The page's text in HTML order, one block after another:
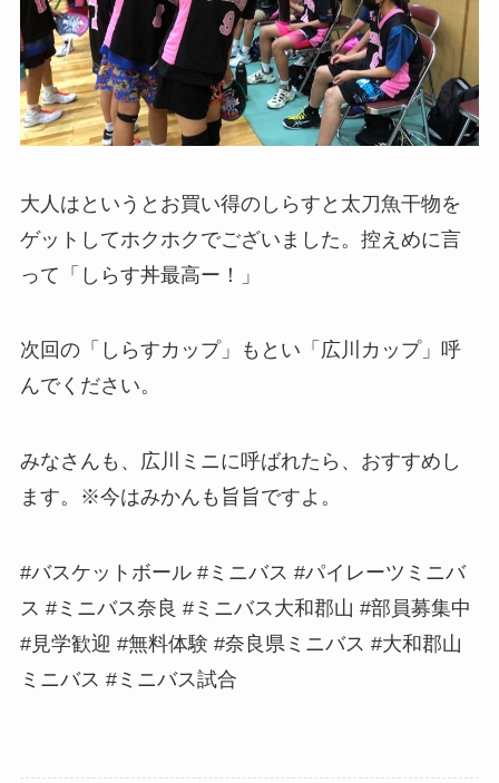
大人はというとお買い得のしらすと太刀魚干物を
ゲットしてホクホクでございました。控えめに言
って「しらす丼最高ー！」
次回の「しらすカップ」もとい「広川カップ」呼
んでください。
みなさんも、広川ミニに呼ばれたら、おすすめし
ます。※今はみかんも旨旨ですよ。
#バスケットボール #ミニバス #パイレーツミニバ
ス #ミニバス奈良 #ミニバス大和郡山 #部員募集中
#見学歓迎 #無料体験 #奈良県ミニバス #大和郡山
ミニバス #ミニバス試合